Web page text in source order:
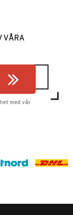
VÅRA
med vår